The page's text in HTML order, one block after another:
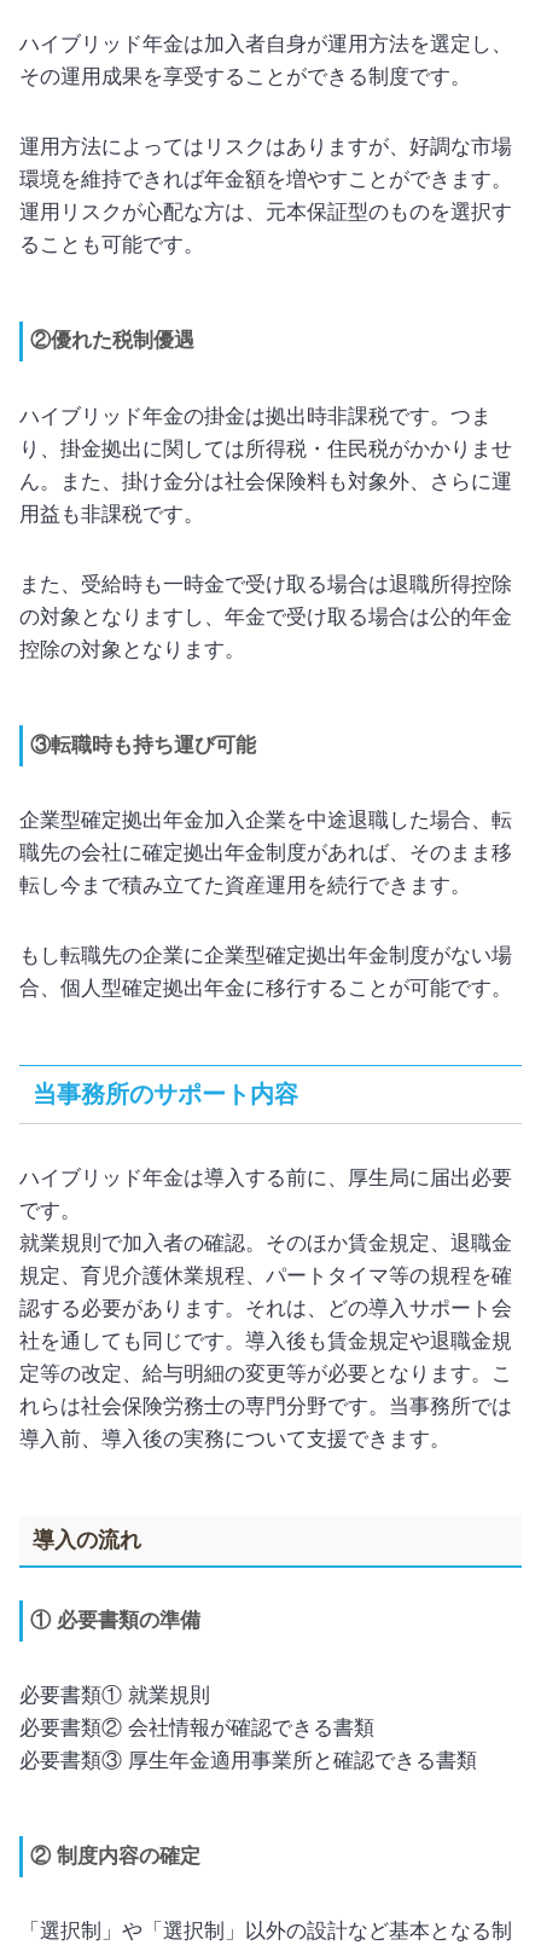
ハイブリッド年金は加入者自身が運用方法を選定し、
その運用成果を享受することができる制度です。
運用方法によってはリスクはありますが、好調な市場
環境を維持できれば年金額を増やすことができます。
運用リスクが心配な方は、元本保証型のものを選択す
ることも可能です。
②優れた税制優遇
ハイブリッド年金の掛金は拠出時非課税です。つま
り、掛金拠出に関しては所得税・住民税がかかりませ
ん。また、掛け金分は社会保険料も対象外、さらに運
用益も非課税です。
また、受給時も一時金で受け取る場合は退職所得控除
の対象となりますし、年金で受け取る場合は公的年金
控除の対象となります。
③転職時も持ち運び可能
企業型確定拠出年金加入企業を中途退職した場合、転
職先の会社に確定拠出年金制度があれば、そのまま移
転し今まで積み立てた資産運用を続行できます。
もし転職先の企業に企業型確定拠出年金制度がない場
合、個人型確定拠出年金に移行することが可能です。
当事務所のサポート内容
ハイブリッド年金は導入する前に、厚生局に届出必要
です。
就業規則で加入者の確認。そのほか賃金規定、退職金
規定、育児介護休業規程、パートタイマ等の規程を確
認する必要があります。それは、どの導入サポート会
社を通しても同じです。導入後も賃金規定や退職金規
定等の改定、給与明細の変更等が必要となります。こ
れらは社会保険労務士の専門分野です。当事務所では
導入前、導入後の実務について支援できます。
導入の流れ
① 必要書類の準備
必要書類① 就業規則
必要書類② 会社情報が確認できる書類
必要書類③ 厚生年金適用事業所と確認できる書類
② 制度内容の確定
「選択制」や「選択制」以外の設計など基本となる制